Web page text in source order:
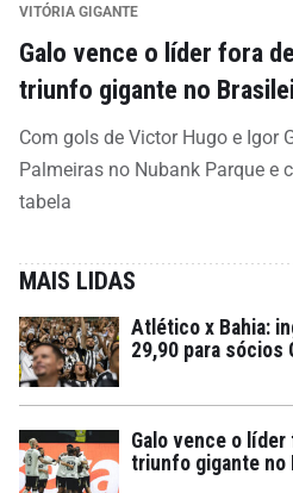
VITÓRIA GIGANTE
Galo vence o líder fora
triunfo gigante no
Com gols de Victor Hugo e Igor
Palmeiras no Nubank Parque e
tabela
MAIS LIDAS
Atlético x Bahia:
29,90 para sócios
Galo vence o
triunfo gigante no